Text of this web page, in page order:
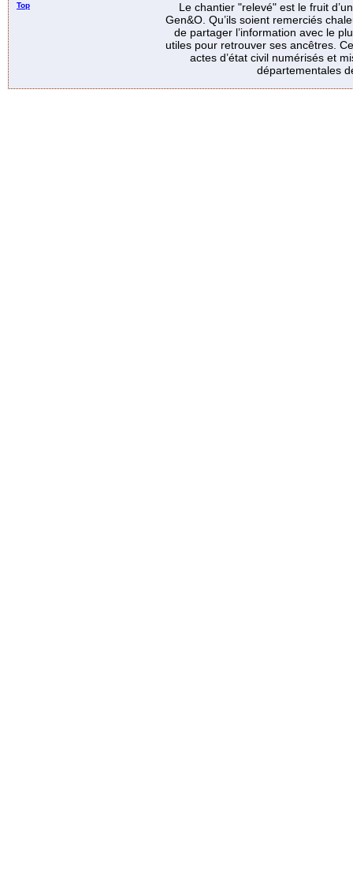
Top
Le chantier "relevé" est le fruit
Gen&O. Qu’ils soient remerciés
de partager l’information avec le
utiles pour retrouver ses ancêtres.
actes d’état civil numérisés et
départementales